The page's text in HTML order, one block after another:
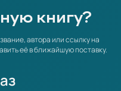
книгу?
автора или ссылку на
её в ближайшую поставку.